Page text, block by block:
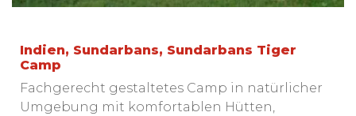
Indien, Sundarbans, Sundarbans Tiger
Camp
Fachgerecht gestaltetes Camp in natürlicher
Umgebung mit komfortablen Hütten,